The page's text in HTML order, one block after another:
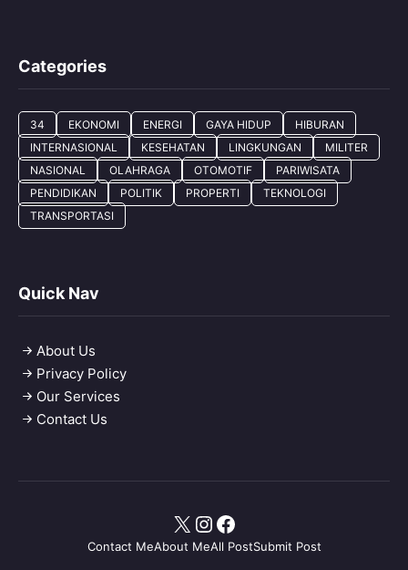
Categories
34 EKONOMI ENERGI GAYA HIDUP
HIBURAN
INTERNASIONAL
KESEHATAN LINGKUNGAN
MILITER
NASIONAL
OLAHRAGA OTOMOTIF
PARIWISATA
PENDIDIKAN
POLITIK PROPERTI
TEKNOLOGI
TRANSPORTASI
Quick Nav
About Us
Privacy Policy
Our Services
Contact Us
Contact MeAbout MeAll PostSubmit Post
X Instagram
Facebook